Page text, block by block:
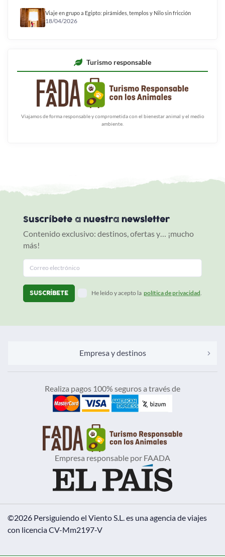
Viaje en grupo a Egipto: pirámides, templos y Nilo sin fricción
18/04/2026
Turismo responsable
Viajamos de forma responsable y comprometida con el bienestar animal y el medio
ambiente.
Suscríbete a nuestra newsletter
Contenido exclusivo: destinos, ofertas y… ¡mucho
más!
He leído y acepto la política de privacidad.
Empresa y destinos
Realiza pagos 100% seguros a través de
Empresa responsable por FAADA
©2026 Persiguiendo el Viento S.L.es una agencia de viajes
con licencia CV-Mm2197-V